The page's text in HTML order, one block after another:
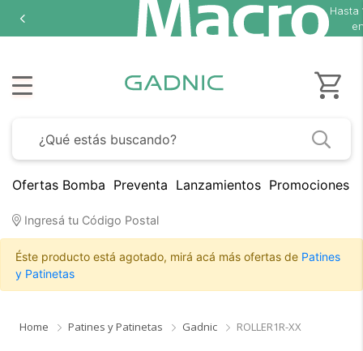
Hasta
Ofertas Bomba Preventa Lanzamientos Promociones
Ingresá tu Código Postal
Éste producto está agotado, mirá acá más ofertas de Patines
y Patinetas
Home Patines y Patinetas Gadnic ROLLER1R-XX